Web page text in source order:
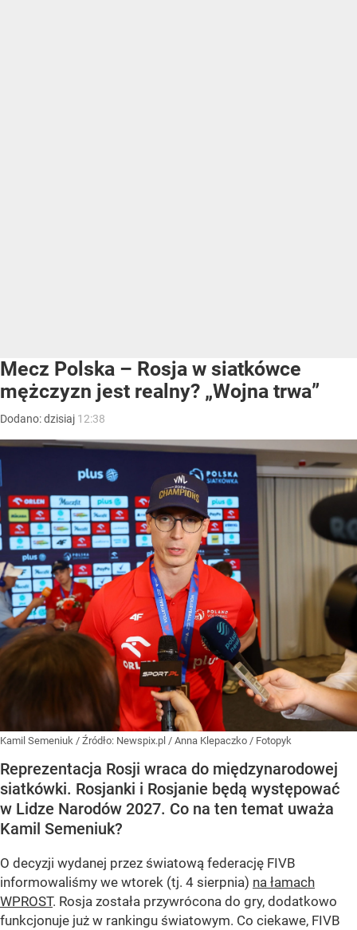
Mecz Polska – Rosja w siatkówce
mężczyzn jest realny? „Wojna trwa”
Dodano:dzisiaj 12:38
Kamil Semeniuk / Źródło: Newspix.pl / Anna Klepaczko / Fotopyk
Reprezentacja Rosji wraca do międzynarodowej
siatkówki. Rosjanki i Rosjanie będą występować
w Lidze Narodów 2027. Co na ten temat uważa
Kamil Semeniuk?
O decyzji wydanej przez światową federację FIVB
informowaliśmy we wtorek (tj. 4 sierpnia) na łamach
WPROST. Rosja została przywrócona do gry, dodatkowo
funkcjonuje już w rankingu światowym. Co ciekawe, FIVB